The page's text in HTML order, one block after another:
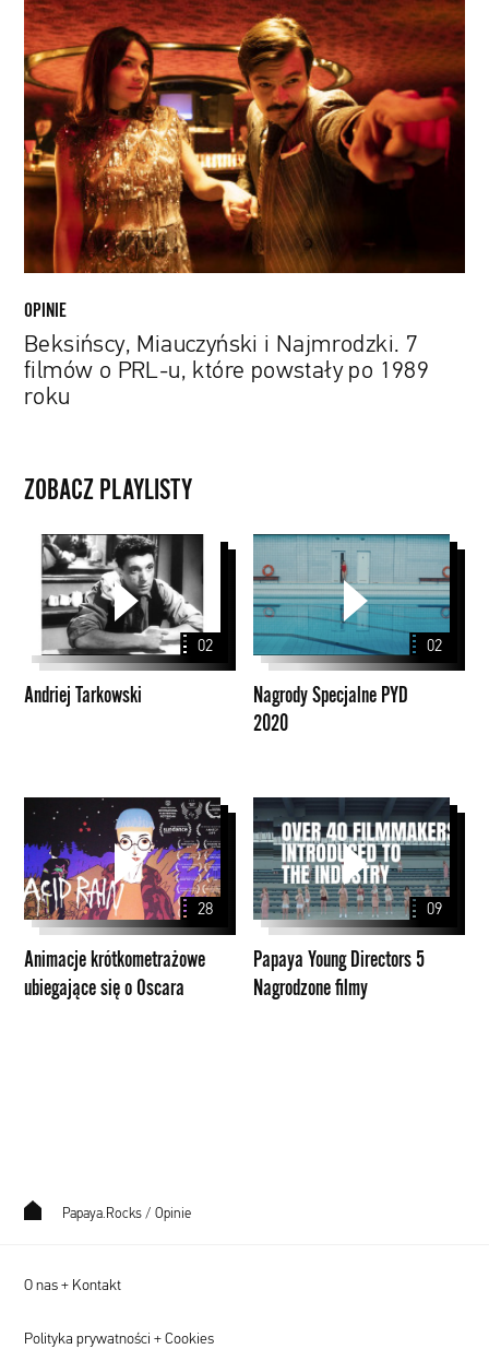
Beksińscy,
Miauczyński
i
Najmrodzki.
filmów
o
u,
powstały
po
roku
OPINIE
Beksińscy, Miauczyński i Najmrodzki. 7
filmów o PRL-u, które powstały po 1989
roku
ZOBACZ PLAYLISTY
Andriej
Tarkowski
02
Andriej Tarkowski
Nagrody
Specjalne
PYD
02
Nagrody Specjalne PYD
2020
Animacje
krótkometrażowe
ubiegające
się
o
Oscara
28
Animacje krótkometrażowe
ubiegające się o Oscara
Papaya
Young
Directors
5
Nagrodzone
filmy
09
Papaya Young Directors 5
Nagrodzone filmy
Papaya.Rocks / Opinie
O nas + Kontakt
Polityka prywatności + Cookies